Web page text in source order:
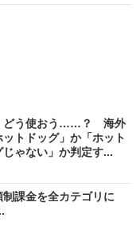
どう使おう……？ 海外
ットドッグ」か「ホット
じゃない」か判定す...
課金を全カテゴリに